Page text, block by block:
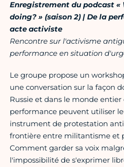
Enregistrement du podcast «
doing? » (saison 2) | De la
acte activiste
Rencontre sur l'activisme
performance en situation
Le groupe propose un
une conversation sur la façon
Russie et dans le monde
performance peuvent utiliser
instrument de protestation
frontière entre militantisme et
Comment garder sa voix
l'impossibilité de s'exprimer